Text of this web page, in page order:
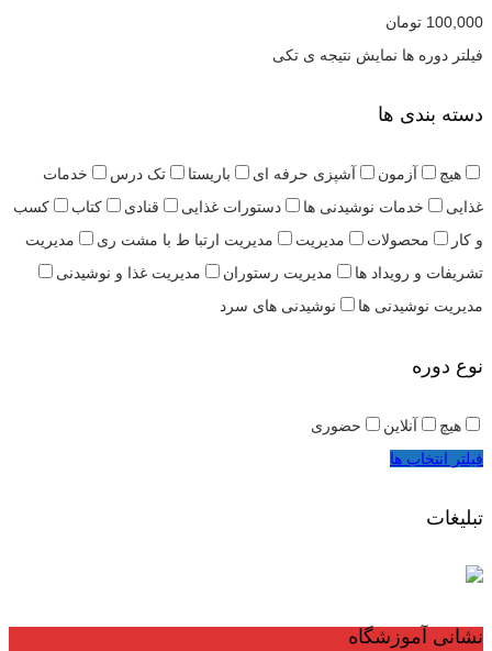
100,000 تومان
فیلتر دوره ها نمایش نتیجه ی تکی
دسته بندی ها
هیچ آزمون آشپزی حرفه ای باریستا تک درس
خدمات
غذایی
خدمات نوشیدنی ها دستورات غذایی قنادی کتاب
کسب
و کار
محصولات مدیریت مدیریت ارتبا ط با مشت ری
مدیریت
تشریفات و رویداد ها
مدیریت رستوران
مدیریت غذا و نوشیدنی
مدیریت نوشیدنی ها
نوشیدنی های سرد
نوع دوره
هیچ آنلاین
حضوری
فیلتر انتخاب ها
تبلیغات
نشانی آموزشگاه